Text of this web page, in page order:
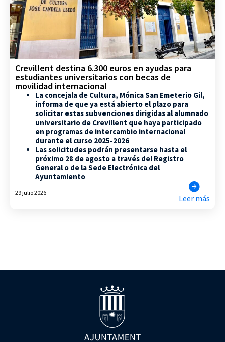
Crevillent destina 6.300 euros en ayudas para
estudiantes universitarios con becas de
movilidad internacional
La concejala de Cultura, Mónica San Emeterio Gil,
informa de que ya está abierto el plazo para
solicitar estas subvenciones dirigidas al alumnado
universitario de Crevillent que haya participado
en programas de intercambio internacional
durante el curso 2025-2026
Las solicitudes podrán presentarse hasta el
próximo 28 de agosto a través del Registro
General o de la Sede Electrónica del
Ayuntamiento
29 julio 2026
Leer más